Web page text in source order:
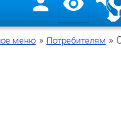
меню » Потребителям »